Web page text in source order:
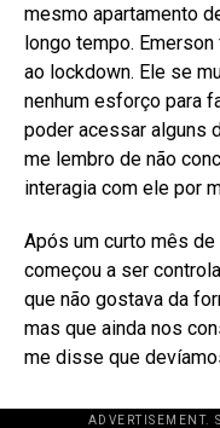
mesmo apartamento
longo tempo.
ao lockdown. Ele se
nenhum esforço para
poder acessar alguns
me lembro de não
interagia com ele por
Após um curto mês
começou a ser
que não gostava da
mas que ainda nos
me disse que
ADVERTISEMENT.